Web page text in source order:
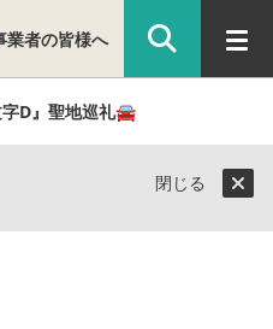
字D』聖地巡礼🚘
業者の皆様へ
閉じる